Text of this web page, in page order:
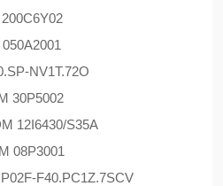
NV1T.72O
30P5002
12I6430/S35A
08P3001
F40.PC1Z.7SCV